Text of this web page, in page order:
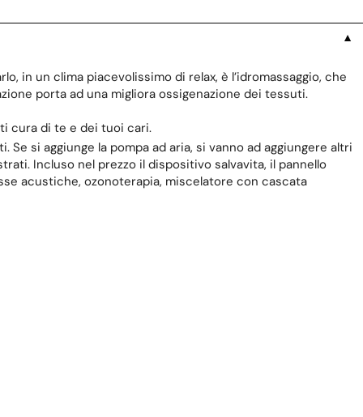
▼
in un clima piacevolissimo di relax, è l’idromassaggio, che
porta ad una migliora ossigenazione dei tessuti.
cura di te e dei tuoi cari.
si aggiunge la pompa ad aria, si vanno ad aggiungere altri
Incluso nel prezzo il dispositivo salvavita, il pannello
acustiche, ozonoterapia, miscelatore con cascata